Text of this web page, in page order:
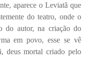
aparece o Leviatã que
do teatro, onde o
do autor, na criação do
em povo, esse se vê
deus mortal criado pelo